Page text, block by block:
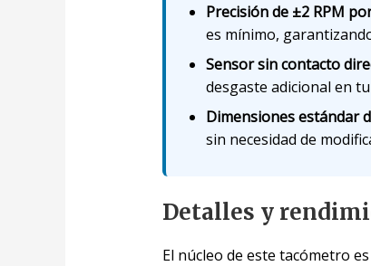
Precisión de ±2 RPM
es mínimo,
Sensor sin contacto
desgaste adicional en
Dimensiones estándar
sin necesidad de
Detalles y
El núcleo de este tacómetro